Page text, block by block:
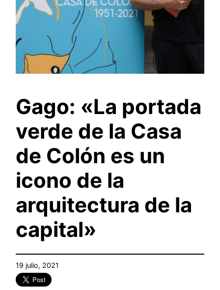
Gago: «La portada
verde de la Casa
de Colón es un
icono de la
arquitectura de la
capital»
19 julio, 2021